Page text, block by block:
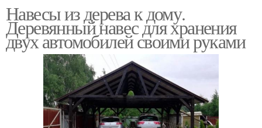
Навесы из дерева к дому.
Деревянный навес для хранения
двух автомобилей своими руками